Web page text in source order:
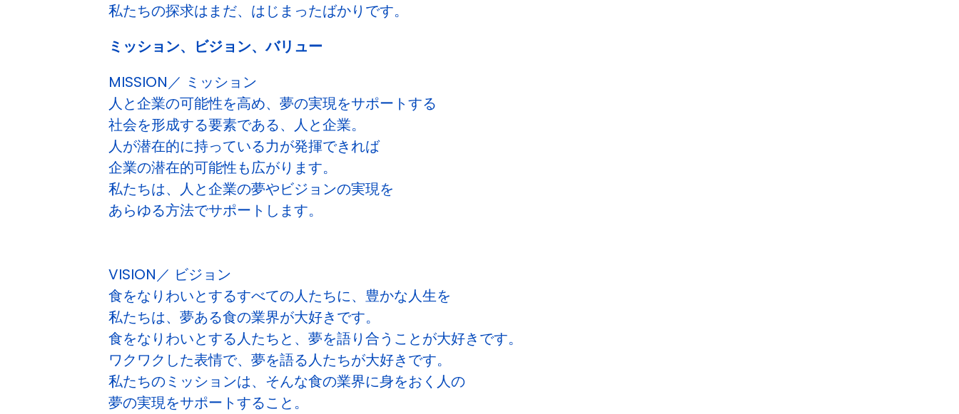
私たちの探求はまだ、はじまったばかりです。
ミッション、ビジョン、バリュー
MISSION／ ミッション
人と企業の可能性を高め、夢の実現をサポートする
社会を形成する要素である、人と企業。
人が潜在的に持っている力が発揮できれば
企業の潜在的可能性も広がります。
私たちは、人と企業の夢やビジョンの実現を
あらゆる方法でサポートします。
VISION／ ビジョン
食をなりわいとするすべての人たちに、豊かな人生を
私たちは、夢ある食の業界が大好きです。
食をなりわいとする人たちと、夢を語り合うことが大好きです。
ワクワクした表情で、夢を語る人たちが大好きです。
私たちのミッションは、そんな食の業界に身をおく人の
夢の実現をサポートすること。